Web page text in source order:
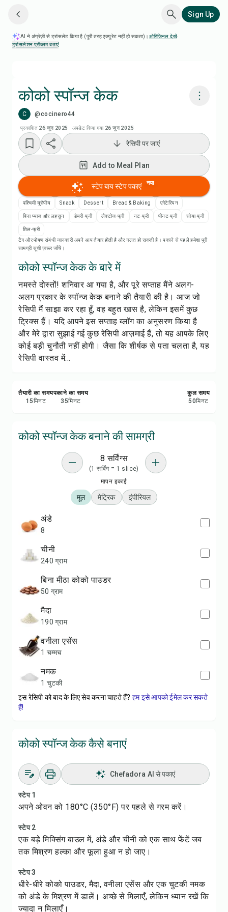
Sign Up
AI ने अंग्रेज़ी से ट्रांसलेट किया है (पूरी तरह एक्यूरेट नहीं हो सकता)। ओरिजिनल देखें·
ट्रांसलेशन प्रॉब्लम बताएं
कोको स्पॉन्ज केक
C @cocinero44
प्रकाशित 26 जून 2025 · अपडेट किया गया 26 जून 2025
Add to Meal Plan
Add to Shopping List
रेसिपी नोट्स
शेयर करें
रिपोर्ट करें
रेसिपी पर जाएं
Add to Meal Plan
स्टेप बाय स्टेप पकाएं नया
पश्चिमी यूरोपीय Snack Dessert Bread & Baking एगेटेरियन
बिना प्याज और लहसुन डेयरी-फ्री लैक्टोज-फ्री नट-फ्री पीनट-फ्री सोया-फ्री
तिल-फ्री
टैग और पोषण संबंधी जानकारी अपने आप तैयार होती है और गलत हो सकती है। पकाने से पहले हमेशा पूरी
सामग्री सूची ज़रूर जाँचें।
कोको स्पॉन्ज केक के बारे में
नमस्ते दोस्तों! शनिवार आ गया है, और पूरे सप्ताह मैंने अलग-
अलग प्रकार के स्पॉन्ज केक बनाने की तैयारी की है। आज जो
रेसिपी मैं साझा कर रहा हूँ, वह बहुत खास है, लेकिन इसमें कुछ
ट्रिक्स हैं। यदि आपने इस सप्ताह ब्लॉग का अनुसरण किया है
और मेरे द्वारा सुझाई गई कुछ रेसिपी आज़माई हैं, तो यह आपके लिए
कोई बड़ी चुनौती नहीं होगी। जैसा कि शीर्षक से पता चलता है, यह
रेसिपी वास्तव में...
तैयारी का समय
15मिनट
पकाने का समय
35मिनट
कुल समय
50मिनट
कोको स्पॉन्ज केक बनाने की सामग्री
8 सर्विंग्स
(1 सर्विंग = 1 slice)
मापन इकाई
मूल मेट्रिक इंपीरियल
अंडे
8
चीनी
240 ग्राम
बिना मीठा कोको पाउडर
50 ग्राम
मैदा
190 ग्राम
वनीला एसेंस
1 चम्मच
नमक
1 चुटकी
इस रेसिपी को बाद के लिए सेव करना चाहते हैं? हम इसे आपको ईमेल कर सकते
हैं!
कोको स्पॉन्ज केक कैसे बनाएं
Chefadora AI से पकाएं
स्टेप 1
अपने ओवन को 180°C (350°F) पर पहले से गरम करें।
स्टेप 2
एक बड़े मिक्सिंग बाउल में, अंडे और चीनी को एक साथ फेंटें जब
तक मिश्रण हल्का और फूला हुआ न हो जाए।
स्टेप 3
धीरे-धीरे कोको पाउडर, मैदा, वनीला एसेंस और एक चुटकी नमक
को अंडे के मिश्रण में डालें। अच्छे से मिलाएँ, लेकिन ध्यान रखें कि
ज्यादा न मिलाएँ।